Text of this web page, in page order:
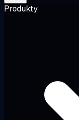
Produkty